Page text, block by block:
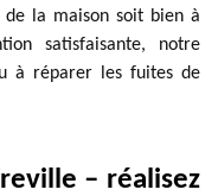
la maison soit bien à
satisfaisante, notre
à réparer les fuites de
– réalisez